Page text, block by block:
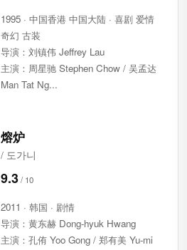
1995 · 中国香港 中国大陆 · 喜剧 爱情
奇幻 古装
导演：刘镇伟 Jeffrey Lau
主演：周星驰 Stephen Chow / 吴孟达
Man Tat Ng...
熔炉
/ 도가니
9.3
2011 · 韩国 · 剧情
导演：黄东赫 Dong-hyuk Hwang
主演：孔侑 Yoo Gong / 郑有美 Yu-mi